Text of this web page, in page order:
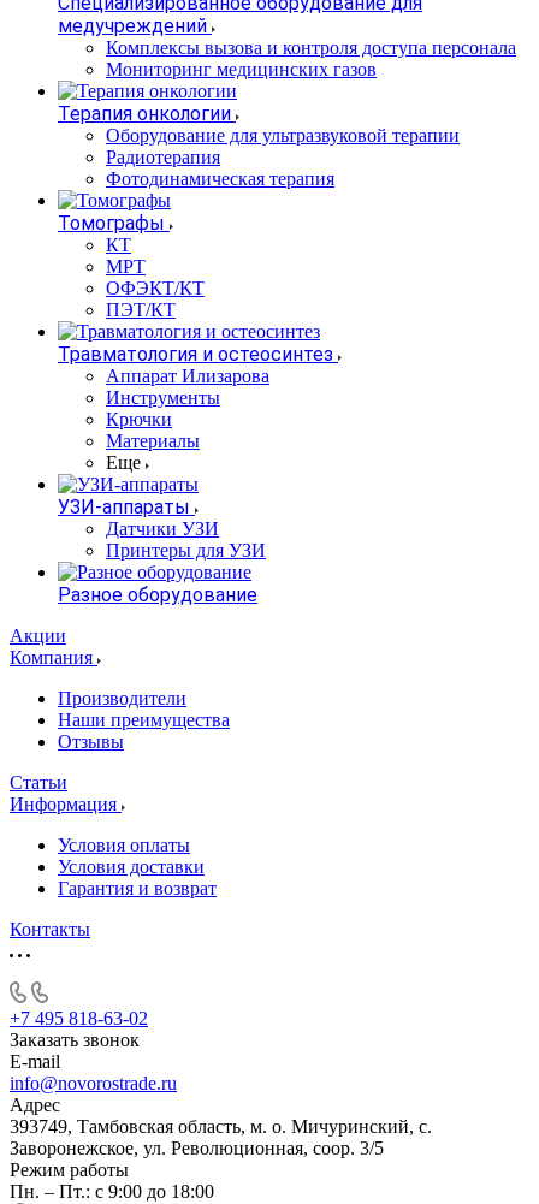
медучреждений
Комплексы вызова и контроля доступа персонала
Мониторинг медицинских газов
Терапия онкологии
Оборудование для ультразвуковой терапии
Радиотерапия
Фотодинамическая терапия
Томографы
КТ
МРТ
ОФЭКТ/КТ
ПЭТ/КТ
Травматология и остеосинтез
Аппарат Илизарова
Инструменты
Крючки
Материалы
Еще
УЗИ-аппараты
Датчики УЗИ
Принтеры для УЗИ
Разное оборудование
Акции
Компания
Производители
Наши преимущества
Отзывы
Статьи
Информация
Условия оплаты
Условия доставки
Гарантия и возврат
Контакты
+7 495 818-63-02
Заказать звонок
E-mail
info@novorostrade.ru
Адрес
393749, Тамбовская область, м. о. Мичуринский, с.
Заворонежское, ул. Революционная, соор. 3/5
Режим работы
Пн. – Пт.: с 9:00 до 18:00